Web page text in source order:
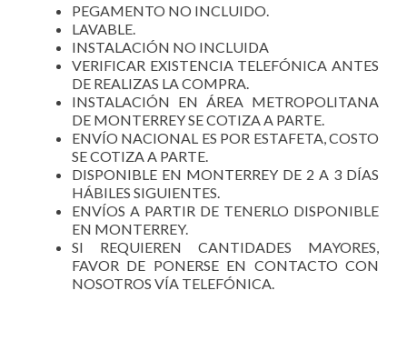
PEGAMENTO NO INCLUIDO.
LAVABLE.
INSTALACIÓN NO INCLUIDA
VERIFICAR EXISTENCIA TELEFÓNICA ANTES
DE REALIZAS LA COMPRA.
INSTALACIÓN EN ÁREA METROPOLITANA
DE MONTERREY SE COTIZA A PARTE.
ENVÍO NACIONAL ES POR ESTAFETA, COSTO
SE COTIZA A PARTE.
DISPONIBLE EN MONTERREY DE 2 A 3 DÍAS
HÁBILES SIGUIENTES.
ENVÍOS A PARTIR DE TENERLO DISPONIBLE
EN MONTERREY.
SI REQUIEREN CANTIDADES MAYORES,
FAVOR DE PONERSE EN CONTACTO CON
NOSOTROS VÍA TELEFÓNICA.